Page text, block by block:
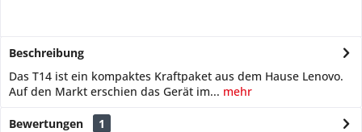
Beschreibung
Das T14 ist ein kompaktes Kraftpaket aus dem Hause Lenovo.
Auf den Markt erschien das Gerät im... mehr
Bewertungen
1